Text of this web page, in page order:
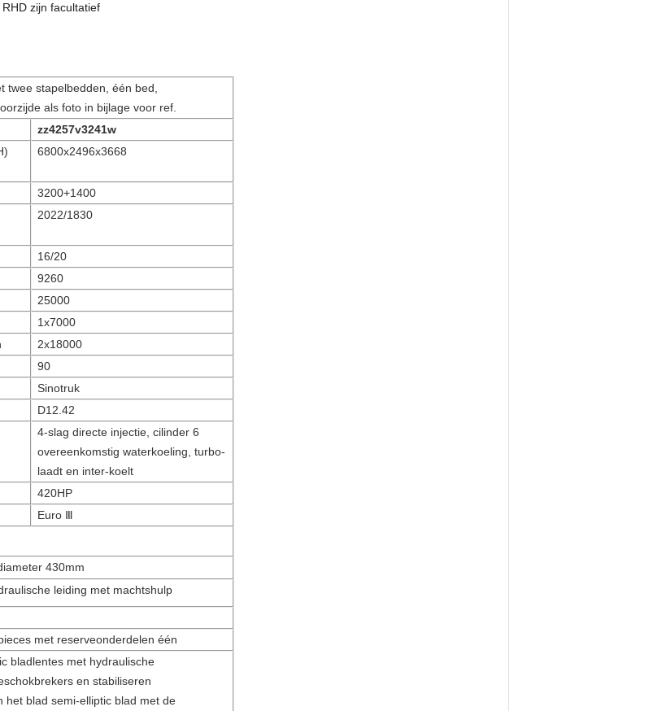
RHD zijn facultatief
twee stapelbedden, één bed,
als foto in bijlage voor ref.
zz4257v3241w
6800x2496x3668
3200+1400
2022/1830
16/20
9260
25000
1x7000
2x18000
90
Sinotruk
D12.42
4-slag directe injectie, cilinder 6
overeenkomstig waterkoeling, turbo-
laadt en inter-koelt
420HP
Euro Ⅲ
430mm
leiding met machtshulp
met reserveonderdelen één
bladlentes met hydraulische
en stabiliseren
het blad semi-elliptic blad met de